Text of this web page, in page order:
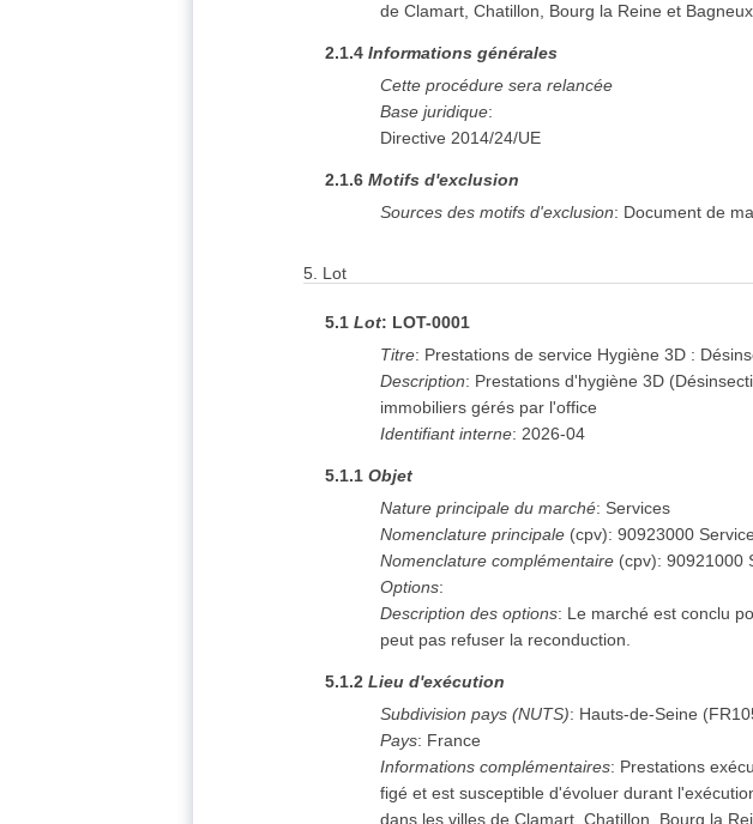
de Clamart, Chatillon, Bourg la Reine et
2.1.4Informations générales
Cette procédure sera relancée
Base juridique:
Directive 2014/24/UE
2.1.6Motifs d'exclusion
Sources des motifs d'exclusion: Document de
5. Lot
5.1Lot: LOT-0001
Titre: Prestations de service Hygiène 3D :
Description: Prestations d'hygiène 3D
immobiliers gérés par l'office
Identifiant interne:2026-04
5.1.1Objet
Nature principale du marché: Services
Nomenclature principale (cpv):90923000
Nomenclature complémentaire (cpv):90921000
Options:
Description des options: Le marché est conclu
peut pas refuser la reconduction.
5.1.2Lieu d'exécution
Subdivision pays (NUTS): Hauts-de-Seine (
Pays: France
Informations complémentaires: Prestations
figé et est susceptible d'évoluer durant
dans les villes de Clamart, Chatillon, Bourg la